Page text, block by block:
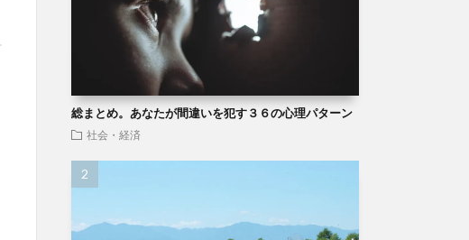
総まとめ。あなたが間違いを犯す３６の心理パターン
社会・経済